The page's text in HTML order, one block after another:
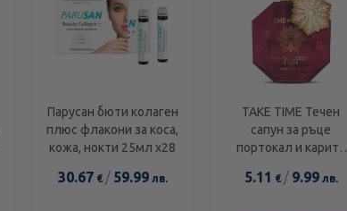
Парусан бюти колаген
плюс флакони за коса,
кожа, нокти 25мл х28
30.67 € / 59.99лв.
TAKE TIME Течен
сапун за ръце
портокал и карите
5.11 € / 9.99лв.